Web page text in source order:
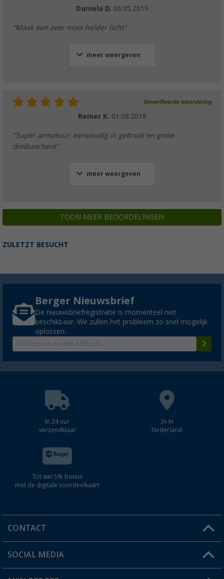
Daniela D. 06.05.2019
"Maak een zeer mooi helder licht"
meer weergeven
Geverifieerde waardering
Reiner K. 01.08.2018
"Super armatuur, eenvoudig in gebruik en grote
dimbaarheid"
meer weergeven
TOON MEER BEOORDELINGEN
ZULETZT BESUCHT
Berger Nieuwsbrief
De nieuwsbriefregistratie is momenteel niet
beschikbaar. We zullen het probleem zo snel mogelijk
oplossen.
In 24 uur
verzendklaar
3x in
Nederland
Tot wel 5% bonus
met de digitale voordeelkaart
CONTACT
Een vraag?
SOCIAL MEDIA